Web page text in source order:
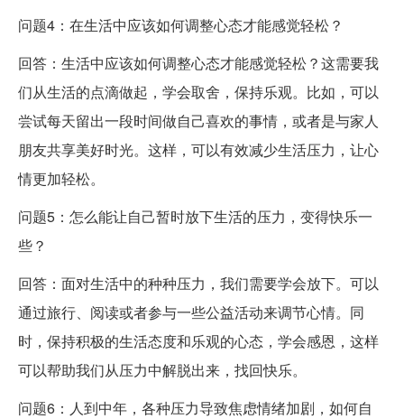
问题4：在生活中应该如何调整心态才能感觉轻松？
回答：生活中应该如何调整心态才能感觉轻松？这需要我
们从生活的点滴做起，学会取舍，保持乐观。比如，可以
尝试每天留出一段时间做自己喜欢的事情，或者是与家人
朋友共享美好时光。这样，可以有效减少生活压力，让心
情更加轻松。
问题5：怎么能让自己暂时放下生活的压力，变得快乐一
些？
回答：面对生活中的种种压力，我们需要学会放下。可以
通过旅行、阅读或者参与一些公益活动来调节心情。同
时，保持积极的生活态度和乐观的心态，学会感恩，这样
可以帮助我们从压力中解脱出来，找回快乐。
问题6：人到中年，各种压力导致焦虑情绪加剧，如何自